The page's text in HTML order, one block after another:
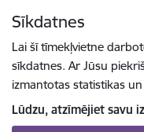
Sīkdatnes
Lai šī tīmekļvietne
sīkdatnes. Ar Jūsu
izmantotas statistikas
Lūdzu, atzīmējiet savu